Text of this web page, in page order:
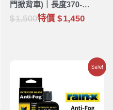
門掀背車)｜長度370-
440cm
1,500特價 1,450
Sale!